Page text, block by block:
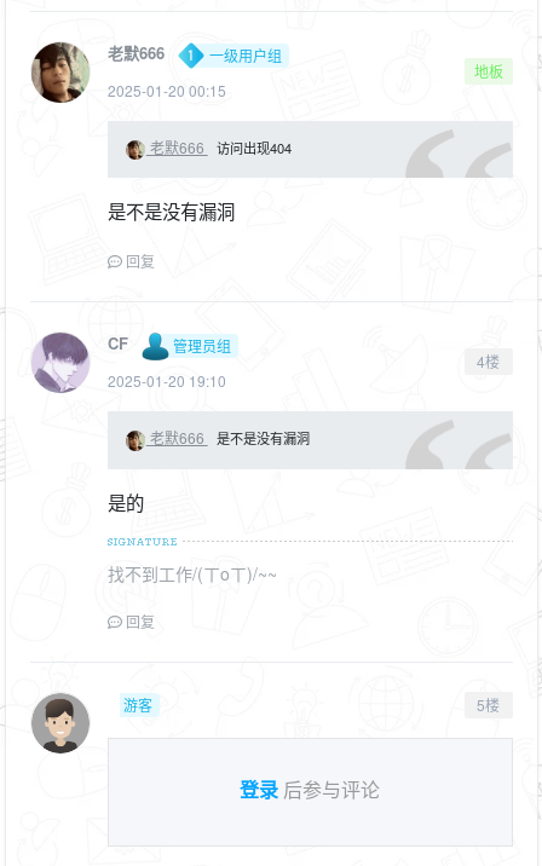
老默666
一级用户组
2025-01-20 00:15
地板
老默666 访问出现404
是不是没有漏洞
回复
CF
管理员组
2025-01-20 19:10
4楼
老默666 是不是没有漏洞
是的
找不到工作/(ㄒoㄒ)/~~
回复
游客 5楼
登录 后参与评论